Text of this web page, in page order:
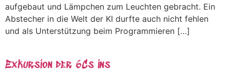
aufgebaut und Lämpchen zum Leuchten gebracht. Ein
Abstecher in die Welt der KI durfte auch nicht fehlen
und als Unterstützung beim Programmieren […]
Exkursion der 6Cs ins